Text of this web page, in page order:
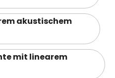
akustischem
mit linearem